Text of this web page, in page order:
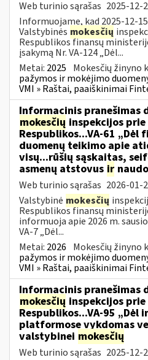
Web turinio sąrašas 2025-12-
Informuojame, kad 2025-12-
Valstybinės mokesčių
Respublikos finansų
įsakymą Nr. VA-124 „Dėl...
Metai: 2025 Mokesčių žinyno
pažymos ir mokėjimo
VMI » Raštai, paaiškinimai
Informacinis pranešimas
mokesčių inspekcijos
Respublikos...VA-61
duomenų teikimo apie
visų...rūšių sąskaitas,
asmenų atstovus ir
Web turinio sąrašas 2026-01-
Valstybinė mokesčių
Respublikos finansų
informuoja apie 2026 m.
VA-7 „Dėl...
Metai: 2026 Mokesčių žinyno
pažymos ir mokėjimo
VMI » Raštai, paaiškinimai
Informacinis pranešimas
mokesčių inspekcijos
Respublikos...VA-95 „Dėl
platformose vykdomas
valstybinei mokesčių
Web turinio sąrašas 2025-12-